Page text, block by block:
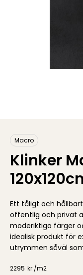
Macro
Klinker
Ett tåligt och
offentlig och privat
moderiktiga färger
idealisk produkt för
utrymmen såväl
2295 kr /m2